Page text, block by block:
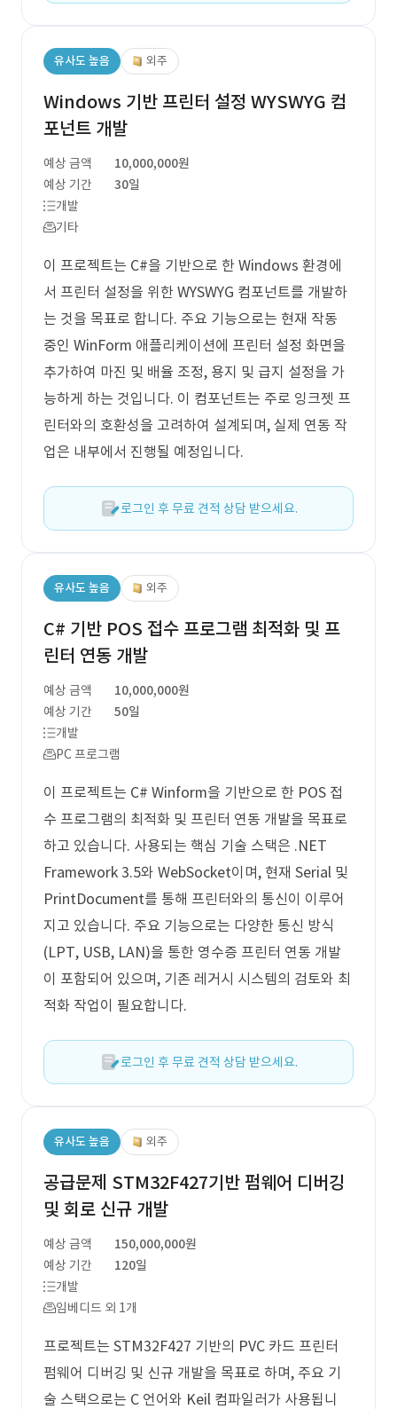
유사도 높음 외주
Windows 기반 프린터 설정 WYSWYG 컴
포넌트 개발
예상 금액
10,000,000원
예상 기간
30일
개발
기타
이 프로젝트는 C#을 기반으로 한 Windows 환경에
서 프린터 설정을 위한 WYSWYG 컴포넌트를 개발하
는 것을 목표로 합니다. 주요 기능으로는 현재 작동
중인 WinForm 애플리케이션에 프린터 설정 화면을
추가하여 마진 및 배율 조정, 용지 및 급지 설정을 가
능하게 하는 것입니다. 이 컴포넌트는 주로 잉크젯 프
린터와의 호환성을 고려하여 설계되며, 실제 연동 작
업은 내부에서 진행될 예정입니다.
로그인 후 무료 견적 상담 받으세요.
유사도 높음 외주
C# 기반 POS 접수 프로그램 최적화 및 프
린터 연동 개발
예상 금액
10,000,000원
예상 기간
50일
개발
PC 프로그램
이 프로젝트는 C# Winform을 기반으로 한 POS 접
수 프로그램의 최적화 및 프린터 연동 개발을 목표로
하고 있습니다. 사용되는 핵심 기술 스택은 .NET
Framework 3.5와 WebSocket이며, 현재 Serial 및
PrintDocument를 통해 프린터와의 통신이 이루어
지고 있습니다. 주요 기능으로는 다양한 통신 방식
(LPT, USB, LAN)을 통한 영수증 프린터 연동 개발
이 포함되어 있으며, 기존 레거시 시스템의 검토와 최
적화 작업이 필요합니다.
로그인 후 무료 견적 상담 받으세요.
유사도 높음 외주
공급문제 STM32F427기반 펌웨어 디버깅
및 회로 신규 개발
예상 금액
150,000,000원
예상 기간
120일
개발
임베디드 외 1개
프로젝트는 STM32F427 기반의 PVC 카드 프린터
펌웨어 디버깅 및 신규 개발을 목표로 하며, 주요 기
술 스택으로는 C 언어와 Keil 컴파일러가 사용됩니